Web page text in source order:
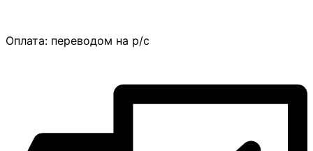
Оплата: переводом на р/с